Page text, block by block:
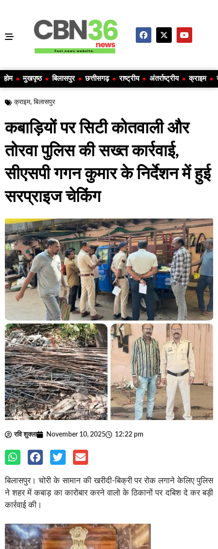
होम मुखपृष्ठ बिलासपुर छत्तीसगढ़ राष्ट्रीय अंतर्राष्ट्रीय क्राइम
क्राइम, बिलासपुर
कबाड़ियों पर सिटी कोतवाली और
तोरवा पुलिस की सख्त कार्रवाई,
सीएसपी गगन कुमार के निर्देशन में हुई
सरप्राइज चेकिंग
रवि शुक्ला November 10, 2025 12:22 pm
बिलासपुर। चोरी के सामान की खरीदी-बिक्री पर रोक लगाने केलिए पुलिस
ने शहर में कबाड़ का कारोबार करने वालो के ठिकानों पर दबिश दे कर बड़ी
कार्रवाई की।